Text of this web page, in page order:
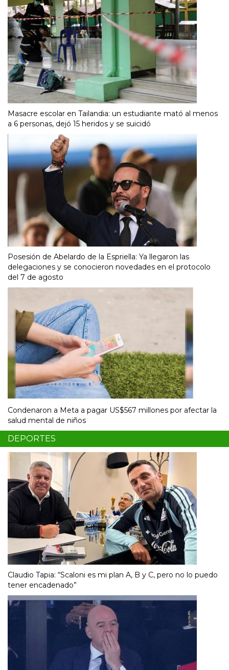
Masacre escolar en Tailandia: un estudiante mató al menos
a 6 personas, dejó 15 heridos y se suicidó
Posesión de Abelardo de la Espriella: Ya llegaron las
delegaciones y se conocieron novedades en el protocolo
del 7 de agosto
Condenaron a Meta a pagar US$567 millones por afectar la
salud mental de niños
DEPORTES
Claudio Tapia: “Scaloni es mi plan A, B y C, pero no lo puedo
tener encadenado”